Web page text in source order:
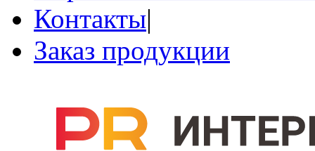
Контакты|
Заказ продукции